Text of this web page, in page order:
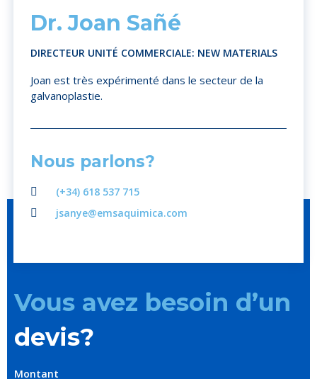
Dr. Joan Sañé
DIRECTEUR UNITÉ COMMERCIALE: NEW MATERIALS
Joan est très expérimenté dans le secteur de la
galvanoplastie.
Nous parlons?
(+34) 618 537 715
jsanye@emsaquimica.com
Vous avez besoin d’un
devis?
Montant